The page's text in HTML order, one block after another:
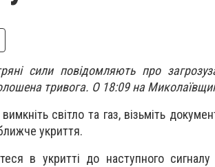
сили повідомляють про
тривога. О 18:09 на
світло та газ, візьміть
укриття.
в укритті до наступного